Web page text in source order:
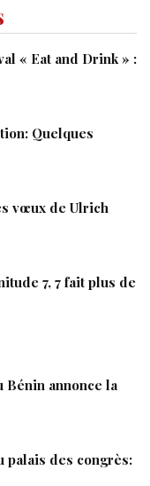
« Eat and Drink » :
Quelques
vœux de Ulrich
7, 7 fait plus de
Bénin annonce la
palais des congrès: